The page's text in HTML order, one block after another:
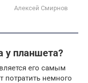
Алексей Смирнов
у планшета?
его самым
немного